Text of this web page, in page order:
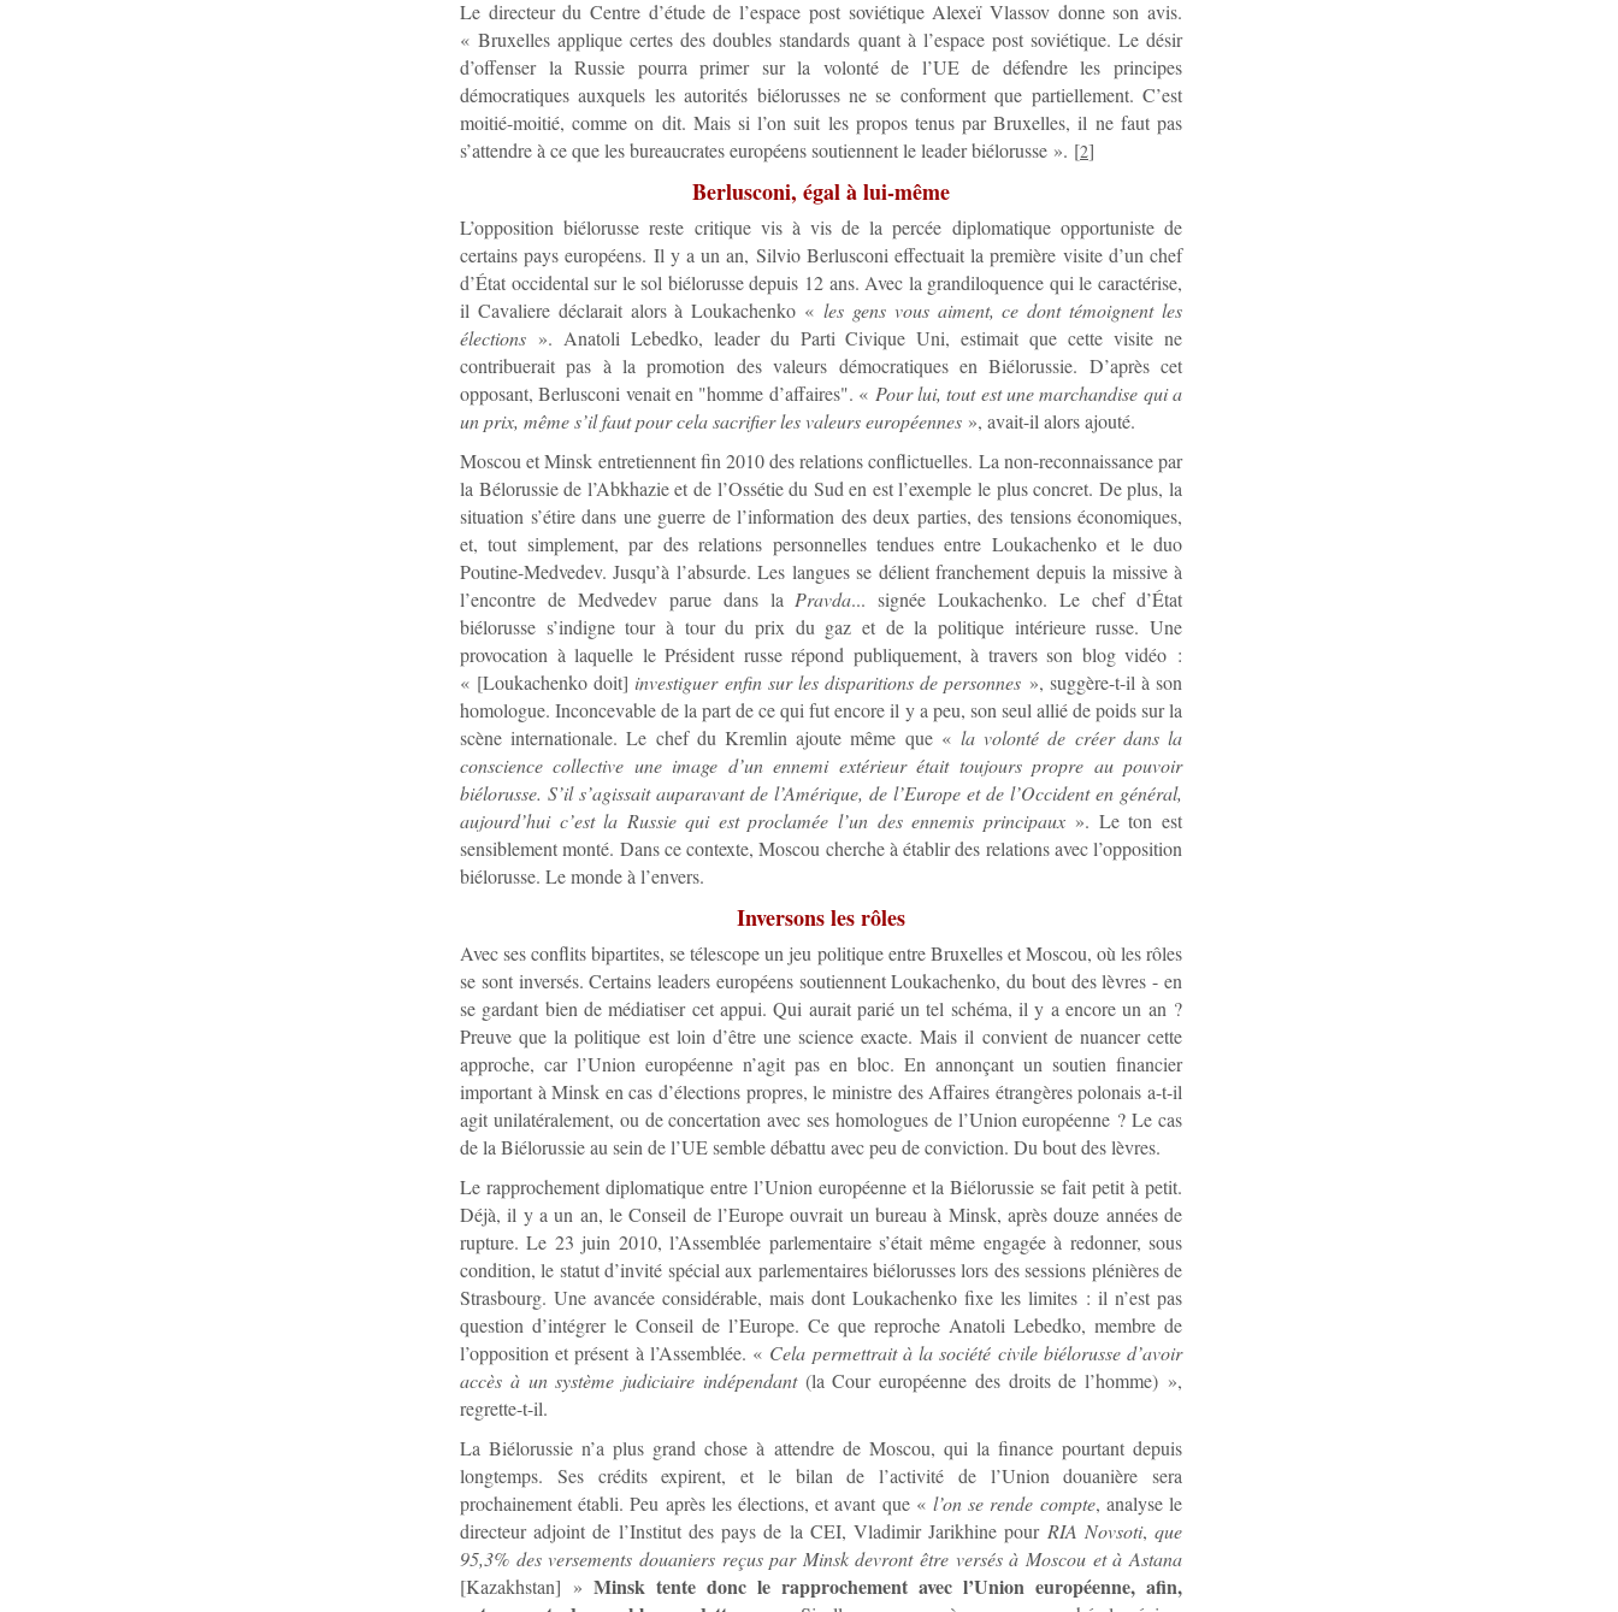
Le directeur du Centre d’étude de l’espace post soviétique Alexeï Vlassov donne son avis.
« Bruxelles applique certes des doubles standards quant à l’espace post soviétique. Le désir
d’offenser la Russie pourra primer sur la volonté de l’UE de défendre les principes
démocratiques auxquels les autorités biélorusses ne se conforment que partiellement. C’est
moitié-moitié, comme on dit. Mais si l’on suit les propos tenus par Bruxelles, il ne faut pas
s’attendre à ce que les bureaucrates européens soutiennent le leader biélorusse ». [2]
Berlusconi, égal à lui-même
L’opposition biélorusse reste critique vis à vis de la percée diplomatique opportuniste de
certains pays européens. Il y a un an, Silvio Berlusconi effectuait la première visite d’un chef
d’État occidental sur le sol biélorusse depuis 12 ans. Avec la grandiloquence qui le caractérise,
il Cavaliere déclarait alors à Loukachenko « les gens vous aiment, ce dont témoignent les
élections ». Anatoli Lebedko, leader du Parti Civique Uni, estimait que cette visite ne
contribuerait pas à la promotion des valeurs démocratiques en Biélorussie. D’après cet
opposant, Berlusconi venait en "homme d’affaires". « Pour lui, tout est une marchandise qui a
un prix, même s’il faut pour cela sacrifier les valeurs européennes », avait-il alors ajouté.
Moscou et Minsk entretiennent fin 2010 des relations conflictuelles. La non-reconnaissance par
la Bélorussie de l’Abkhazie et de l’Ossétie du Sud en est l’exemple le plus concret. De plus, la
situation s’étire dans une guerre de l’information des deux parties, des tensions économiques,
et, tout simplement, par des relations personnelles tendues entre Loukachenko et le duo
Poutine-Medvedev. Jusqu’à l’absurde. Les langues se délient franchement depuis la missive à
l’encontre de Medvedev parue dans la Pravda... signée Loukachenko. Le chef d’État
biélorusse s’indigne tour à tour du prix du gaz et de la politique intérieure russe. Une
provocation à laquelle le Président russe répond publiquement, à travers son blog vidéo :
« [Loukachenko doit] investiguer enfin sur les disparitions de personnes », suggère-t-il à son
homologue. Inconcevable de la part de ce qui fut encore il y a peu, son seul allié de poids sur la
scène internationale. Le chef du Kremlin ajoute même que « la volonté de créer dans la
conscience collective une image d’un ennemi extérieur était toujours propre au pouvoir
biélorusse. S’il s’agissait auparavant de l’Amérique, de l’Europe et de l’Occident en général,
aujourd’hui c’est la Russie qui est proclamée l’un des ennemis principaux». Le ton est
sensiblement monté. Dans ce contexte, Moscou cherche à établir des relations avec l’opposition
biélorusse. Le monde à l’envers.
Inversons les rôles
Avec ses conflits bipartites, se télescope un jeu politique entre Bruxelles et Moscou, où les rôles
se sont inversés. Certains leaders européens soutiennent Loukachenko, du bout des lèvres - en
se gardant bien de médiatiser cet appui. Qui aurait parié un tel schéma, il y a encore un an ?
Preuve que la politique est loin d’être une science exacte. Mais il convient de nuancer cette
approche, car l’Union européenne n’agit pas en bloc. En annonçant un soutien financier
important à Minsk en cas d’élections propres, le ministre des Affaires étrangères polonais a-t-il
agit unilatéralement, ou de concertation avec ses homologues de l’Union européenne ? Le cas
de la Biélorussie au sein de l’UE semble débattu avec peu de conviction. Du bout des lèvres.
Le rapprochement diplomatique entre l’Union européenne et la Biélorussie se fait petit à petit.
Déjà, il y a un an, le Conseil de l’Europe ouvrait un bureau à Minsk, après douze années de
rupture. Le 23 juin 2010, l’Assemblée parlementaire s’était même engagée à redonner, sous
condition, le statut d’invité spécial aux parlementaires biélorusses lors des sessions plénières de
Strasbourg. Une avancée considérable, mais dont Loukachenko fixe les limites : il n’est pas
question d’intégrer le Conseil de l’Europe. Ce que reproche Anatoli Lebedko, membre de
l’opposition et présent à l’Assemblée. « Cela permettrait à la société civile biélorusse d’avoir
accès à un système judiciaire indépendant (la Cour européenne des droits de l’homme) »,
regrette-t-il.
La Biélorussie n’a plus grand chose à attendre de Moscou, qui la finance pourtant depuis
longtemps. Ses crédits expirent, et le bilan de l’activité de l’Union douanière sera
prochainement établi. Peu après les élections, et avant que « l’on se rende compte, analyse le
directeur adjoint de l’Institut des pays de la CEI, Vladimir Jarikhine pour RIA Novsoti,que
95,3% des versements douaniers reçus par Minsk devront être versés à Moscou et à Astana
[Kazakhstan] » Minsk tente donc le rapprochement avec l’Union européenne, afin,